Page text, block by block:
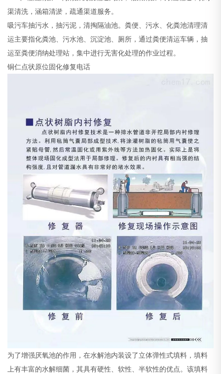
渠清洗，涵箱清淤，疏通渠道服务。
吸污车抽污水，抽污泥，清掏隔油池。粪便、污水、化粪池清理清
运主要指化粪池、污水池、沉淀池、厕所，通过粪便清运车辆，抽
运至粪便消纳处理站，集中进行无害化处理的作业过程。
铜仁点状原位固化修复电话
为了增强厌氧池的作用，在水解池内装设了立体弹性式填料，填料
上有丰富的水解细菌，其具有硬性、软性、半软性的优点。该填料